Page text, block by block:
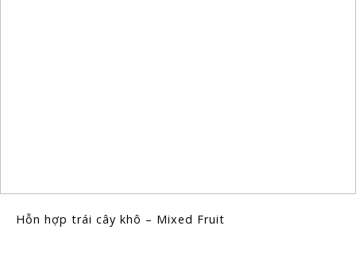
Hỗn hợp trái cây khô – Mixed Fruit